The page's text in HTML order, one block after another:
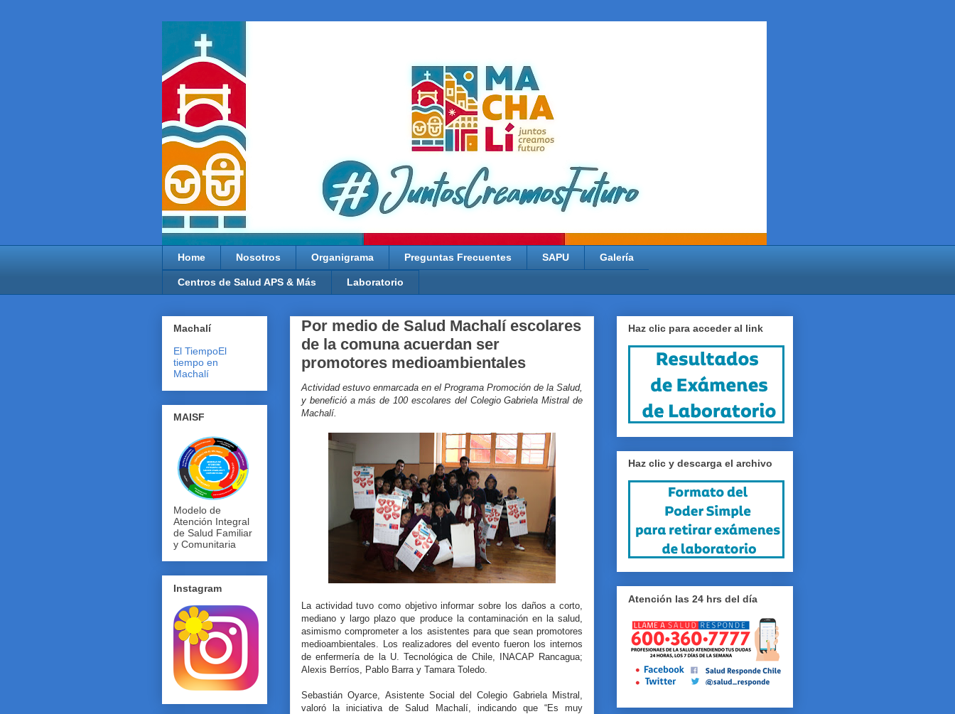
Home Nosotros Organigrama Preguntas Frecuentes SAPU Galería
Centros de Salud APS & Más Laboratorio
Por medio de Salud Machalí escolares
de la comuna acuerdan ser
promotores medioambientales
Actividad estuvo enmarcada en el Programa Promoción de la Salud,
y benefició a más de 100 escolares del Colegio Gabriela Mistral de
Machalí.
La actividad tuvo como objetivo informar sobre los daños a corto,
mediano y largo plazo que produce la contaminación en la salud,
asimismo comprometer a los asistentes para que sean promotores
medioambientales. Los realizadores del evento fueron los internos
de enfermería de la U. Tecnológica de Chile, INACAP Rancagua;
Alexis Berríos, Pablo Barra y Tamara Toledo.
Sebastián Oyarce, Asistente Social del Colegio Gabriela Mistral,
valoró la iniciativa de Salud Machalí, indicando que “Es muy
Machalí
El TiempoEl
tiempo en
Machalí
MAISF
Modelo de
Atención Integral
de Salud Familiar
y Comunitaria
Instagram
Haz clic para acceder al link
Haz clic y descarga el archivo
Atención las 24 hrs del día